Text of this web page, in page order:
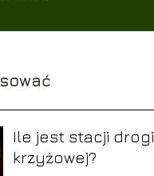
Ile jest stacji drogi
krzyżowej?